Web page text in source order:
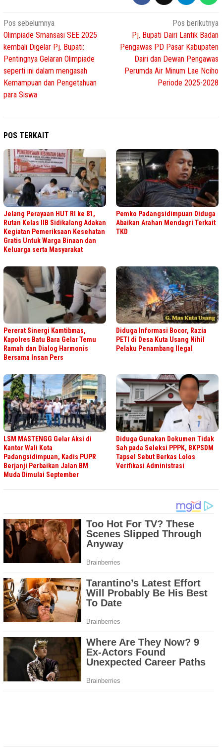
Navigasi
pos
Pos sebelumnya
Olimpiade Smansasi SEE 2025
kembali Digelar Pj. Bupati:
Pentingnya Gelaran Olimpiade
seperti ini dalam mengasah
Kemampuan dan Pengetahuan
para Siswa
Pos berikutnya
Pj. Bupati Dairi Lantik Badan
Pengawas PD Pasar Kabupaten
Dairi dan Dewan Pengawas
Perumda Air Minum Lae Nciho
Periode 2025-2028
POS TERKAIT
Jelang Perayaan HUT RI ke 81,
Rutan Kelas IIB Sidikalang Adakan
Kegiatan Pemeriksaan Kesehatan
Gratis Untuk Warga Binaan dan
Keluarga serta Masyarakat
Pemko Padangsidimpuan Diduga
Abaikan Arahan Mendagri Terkait
TKD
Pererat Sinergi Kamtibmas,
Kapolres Batu Bara Gelar Temu
Ramah dan Dialog Harmonis
Bersama Insan Pers
Diduga Informasi Bocor, Razia
PETI di Desa Kuta Usang Nihil
Pelaku Penambang Ilegal
LSM MASTENGG Gelar Aksi di
Kantor Wali Kota
Padangsidimpuan, Kadis PUPR
Berjanji Perbaikan Jalan BM
Muda Dimulai September
Diduga Gunakan Dokumen Tidak
Sah pada Seleksi PPPK, BKPSDM
Tapsel Sebut Berkas Lolos
Verifikasi Administrasi